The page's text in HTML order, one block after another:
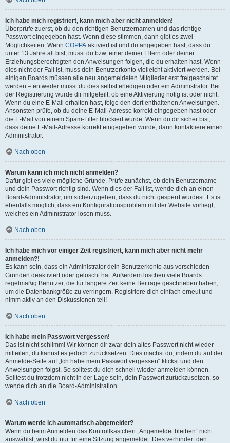
Ich habe mich registriert, kann mich aber nicht anmelden!
Überprüfe zuerst, ob du den richtigen Benutzernamen und das richtige
Passwort eingegeben hast. Wenn diese stimmen, dann gibt es zwei
Möglichkeiten. Wenn COPPA aktiviert ist und du angegeben hast, dass du
unter 13 Jahre alt bist, musst du bzw. einer deiner Eltern oder deiner
Erziehungsberechtigten den Anweisungen folgen, die du erhalten hast. Wenn
dies nicht der Fall ist, muss dein Benutzerkonto vielleicht aktiviert werden. Bei
einigen Boards müssen alle neu angemeldeten Mitglieder erst freigeschaltet
werden – entweder musst du dies selbst erledigen oder ein Administrator. Bei
der Registrierung wurde dir mitgeteilt, ob eine Aktivierung nötig ist oder nicht.
Wenn du eine E-Mail erhalten hast, folge den dort enthaltenen Anweisungen.
Ansonsten prüfe, ob du deine E-Mail-Adresse korrekt eingegeben hast oder
die E-Mail von einem Spam-Filter blockiert wurde. Wenn du dir sicher bist,
dass deine E-Mail-Adresse korrekt eingegeben wurde, dann kontaktiere einen
Administrator.
Nach oben
Warum kann ich mich nicht anmelden?
Dafür gibt es viele mögliche Gründe. Prüfe zunächst, ob dein Benutzername
und dein Passwort richtig sind. Wenn dies der Fall ist, wende dich an einen
Board-Administrator, um sicherzugehen, dass du nicht gesperrt wurdest. Es ist
ebenfalls möglich, dass ein Konfigurationsproblem mit der Website vorliegt,
welches ein Administrator lösen muss.
Nach oben
Ich habe mich vor einiger Zeit registriert, kann mich aber nicht mehr
anmelden?!
Es kann sein, dass ein Administrator dein Benutzerkonto aus verschieden
Gründen deaktiviert oder gelöscht hat. Außerdem löschen viele Boards
regelmäßig Benutzer, die für längere Zeit keine Beiträge geschrieben haben,
um die Datenbankgröße zu verringern. Registriere dich einfach erneut und
nimm aktiv an den Diskussionen teil!
Nach oben
Ich habe mein Passwort vergessen!
Das ist nicht schlimm! Wir können dir zwar dein altes Passwort nicht wieder
mitteilen, du kannst es jedoch zurücksetzen. Dies machst du, indem du auf der
Anmelde-Seite auf „Ich habe mein Passwort vergessen“ klickst und den
Anweisungen folgst. So solltest du dich schnell wieder anmelden können.
Solltest du trotzdem nicht in der Lage sein, dein Passwort zurückzusetzen, so
wende dich an die Board-Administration.
Nach oben
Warum werde ich automatisch abgemeldet?
Wenn du beim Anmelden das Kontrollkästchen „Angemeldet bleiben“ nicht
auswählst, wirst du nur für eine Sitzung angemeldet. Dies verhindert den